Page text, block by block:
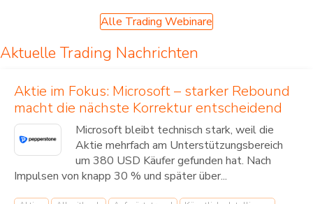
Alle Trading Webinare
Aktuelle Trading Nachrichten
Aktie im Fokus: Microsoft – starker Rebound
macht die nächste Korrektur entscheidend
Microsoft bleibt technisch stark, weil die
Aktie mehrfach am Unterstützungsbereich
um 380 USD Käufer gefunden hat. Nach
Impulsen von knapp 30 % und später über...